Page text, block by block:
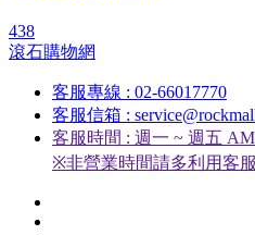
438
滾石購物網
客服專線 : 02-66017770
客服信箱 :
客服時間 : 週一 ~ 週五
※非營業時間請多利用客